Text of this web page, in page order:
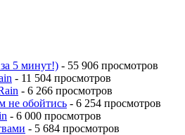
5 минут!) - 55 906 просмотров
- 11 504 просмотров
- 6 266 просмотров
не обойтись - 6 254 просмотров
- 6 000 просмотров
- 5 684 просмотров